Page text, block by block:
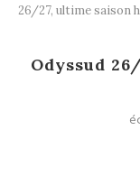
26/27, ultime saison
Odyssud